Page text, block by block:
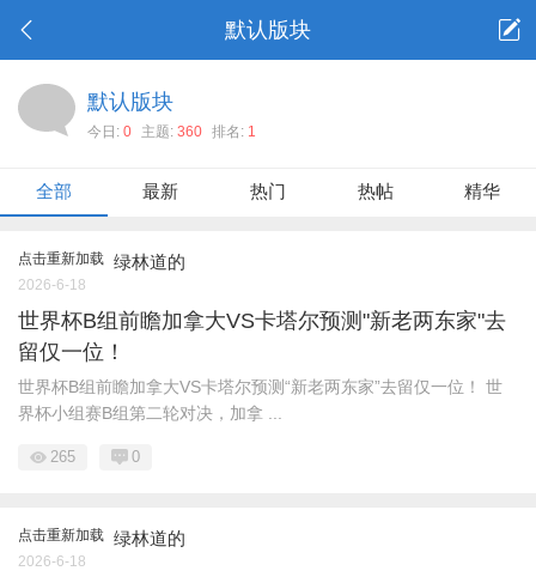
默认版块
默认版块
今日: 0 主题: 360 排名: 1
全部 最新 热门 热帖 精华
点击重新加载 绿林道的
2026-6-18
世界杯B组前瞻加拿大VS卡塔尔预测"新老两东家"去
留仅一位！
世界杯B组前瞻加拿大VS卡塔尔预测“新老两东家”去留仅一位！ 世
界杯小组赛B组第二轮对决，加拿 ...
265 0
点击重新加载 绿林道的
2026-6-18